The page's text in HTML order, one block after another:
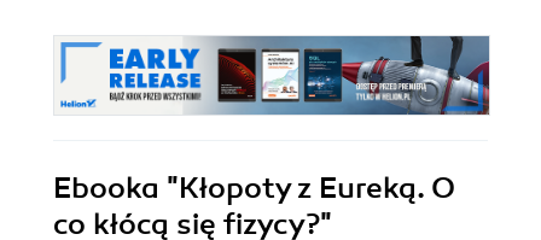
Ebooka "Kłopoty z Eureką. O
co kłócą się fizycy?"